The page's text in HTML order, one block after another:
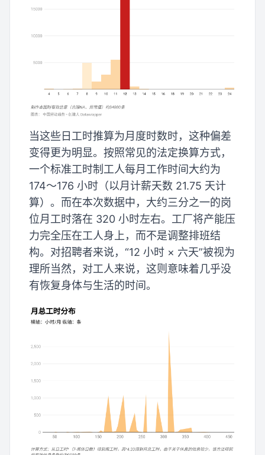
当这些日工时推算为月度时数时，这种偏差
变得更为明显。按照常见的法定换算方式，
一个标准工时制工人每月工作时间大约为
174～176 小时（以月计薪天数 21.75 天计
算）。而在本次数据中，大约三分之一的岗
位月工时落在 320 小时左右。工厂将产能压
力完全压在工人身上，而不是调整排班结
构。对招聘者来说，“12 小时 × 六天”被视为
理所当然，对工人来说，这则意味着几乎没
有恢复身体与生活的时间。